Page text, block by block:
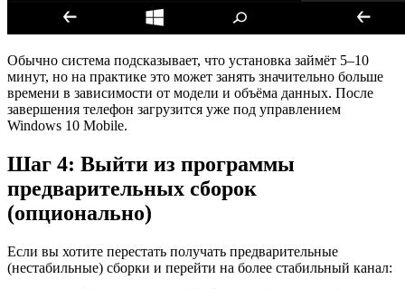
Обычно система подсказывает, что установка займёт 5–10
минут, но на практике это может занять значительно больше
времени в зависимости от модели и объёма данных. После
завершения телефон загрузится уже под управлением
Windows 10 Mobile.
Шаг 4: Выйти из программы
предварительных сборок
(опционально)
Если вы хотите перестать получать предварительные
(нестабильные) сборки и перейти на более стабильный канал: